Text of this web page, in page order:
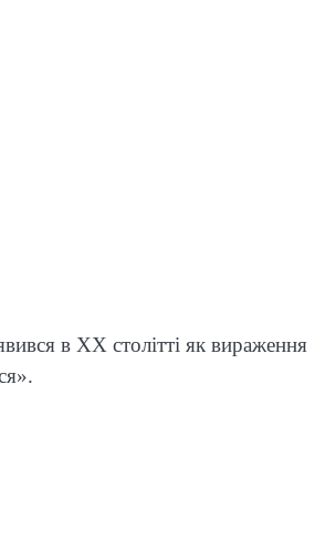
в XX столітті як вираження